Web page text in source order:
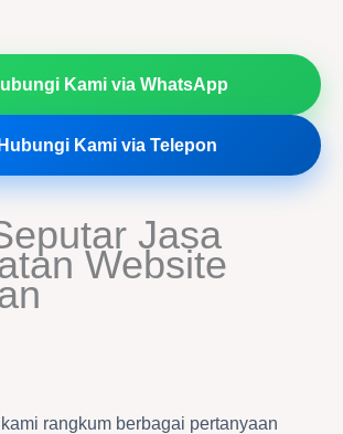
Kami via WhatsApp
Kami via Telepon
Jasa
Website
rangkum berbagai pertanyaan